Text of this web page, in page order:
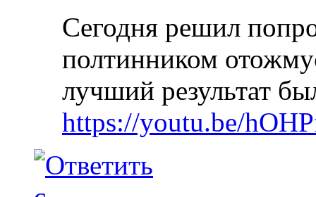
Сегодня решил
полтинником
лучший результат
https://youtu.be/